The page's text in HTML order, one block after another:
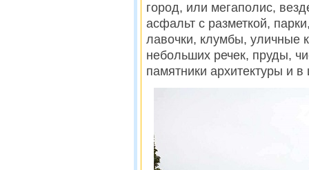
город, или мегаполис,
асфальт с разметкой,
лавочки, клумбы, уличные
небольших речек, пруды,
памятники архитектуры и